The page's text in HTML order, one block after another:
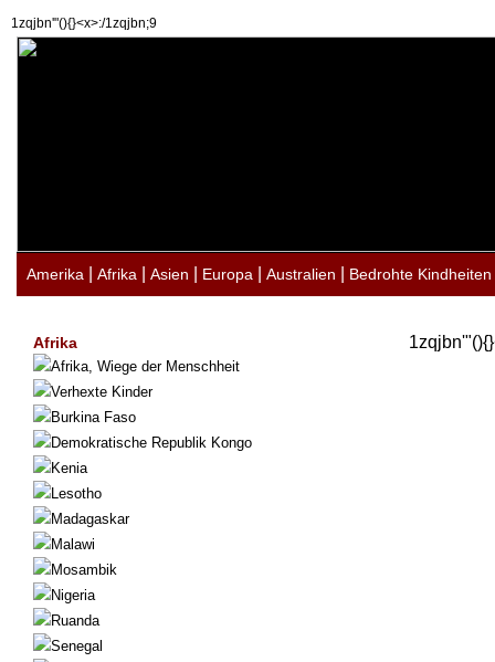
1zqjbn'"(){}<x>:/1zqjbn;9
Amerika Afrika Asien Europa Australien Bedrohte Kindheiten
Afrika
Afrika, Wiege der Menschheit
Verhexte Kinder
Burkina Faso
Demokratische Republik Kongo
Kenia
Lesotho
Madagaskar
Malawi
Mosambik
Nigeria
Ruanda
Senegal